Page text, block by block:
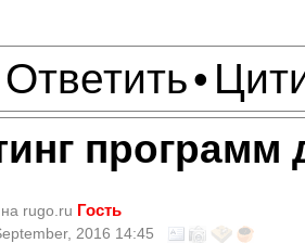
Ответить•
программ
на rugo.ru Гость
2016 14:45